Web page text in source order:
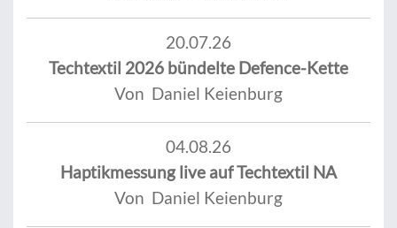
20.07.26
Techtextil 2026 bündelte Defence-Kette
Von Daniel Keienburg
04.08.26
Haptikmessung live auf Techtextil NA
Von Daniel Keienburg